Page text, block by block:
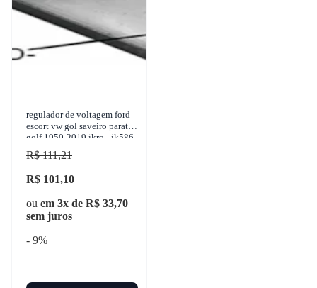
regulador de voltagem ford
escort vw gol saveiro parati
golf 1950-2019 ikro - ik586
R$ 111,21
R$ 101,10
ou em 3x de R$ 33,70
sem juros
- 9%